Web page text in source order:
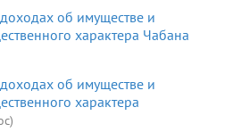
об имуществе и
характера Чабана
об имуществе и
характера